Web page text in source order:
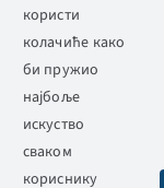
АЛИМС
користи
колачиће како
би пружио
најбоље
искуство
сваком
кориснику